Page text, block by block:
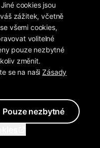
za účelem
jsou tak
mohou. Co lidi
je vrstva
odhlášení,
porušování
TCPA na daných
jejich firemních
požadavek na
cookies jsou
zážitek, včetně
všemi cookies,
volitelné
pouze nezbytné
změnit.
se na našiZásady
Pouze nezbytné